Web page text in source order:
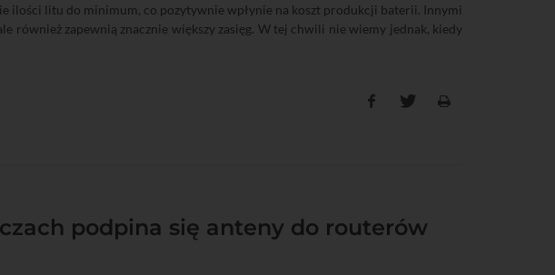
ilości litu do minimum, co pozytywnie wpłynie na koszt produkcji baterii. Innymi
również zapewnią znacznie większy zasięg. W tej chwili nie wiemy jednak, kiedy
podpina się anteny do routerów